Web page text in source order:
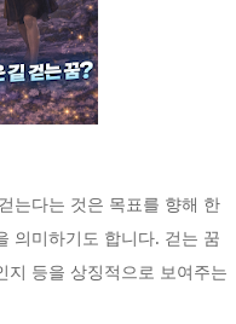
는다는 것은 목표를 향해 한
의미하기도 합니다. 걷는 꿈
지 등을 상징적으로 보여주는